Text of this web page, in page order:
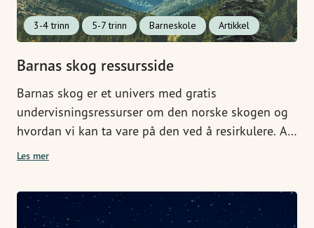
3-4 trinn 5-7 trinn Barneskole Artikkel
Barnas skog ressursside
Barnas skog er et univers med gratis
undervisningsressurser om den norske skogen og
hvordan vi kan ta vare på den ved å resirkulere. Alt
er utviklet sammen med skogsbiologene i WWF.
Barnas skog!
Les mer